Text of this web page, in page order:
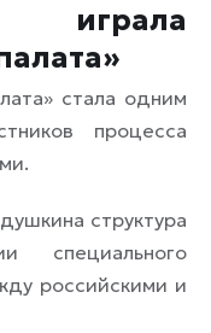
стала одним
процесса
структура
специального
российскими и